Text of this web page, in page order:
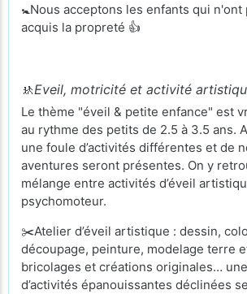
🚼Nous acceptons les enfants qui n'ont
acquis la propreté 👍
🚸Eveil, motricité et activité
Le thème "éveil & petite enfance" est
au rythme des petits de 2.5 à 3.5 ans.
une foule d’activités différentes et de
aventures seront présentes. On y
mélange entre activités d’éveil
psychomoteur.
✂️Atelier d’éveil artistique : dessin,
découpage, peinture, modelage terre
bricolages et créations originales…
d’activités épanouissantes déclinées